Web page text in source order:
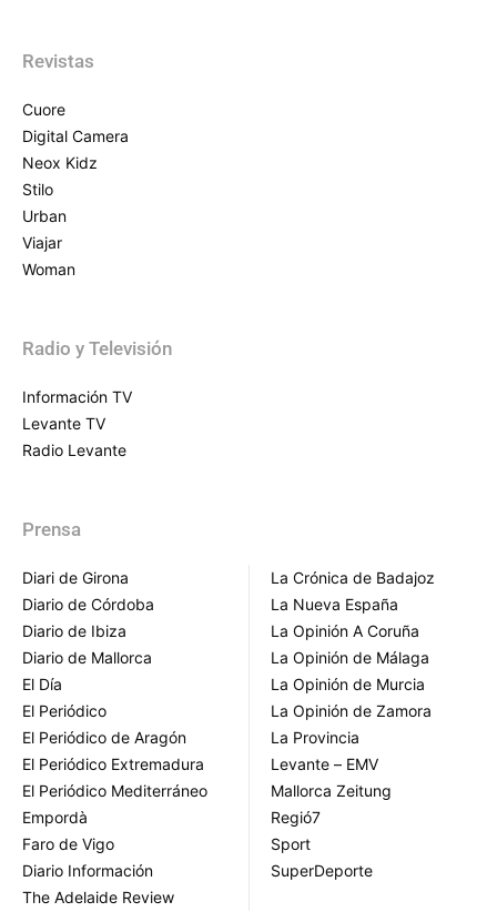
Revistas
Cuore
Digital Camera
Neox Kidz
Stilo
Urban
Viajar
Woman
Radio y Televisión
Información TV
Levante TV
Radio Levante
Prensa
Diari de Girona
Diario de Córdoba
Diario de Ibiza
Diario de Mallorca
El Día
El Periódico
El Periódico de Aragón
El Periódico Extremadura
El Periódico Mediterráneo
Empordà
Faro de Vigo
Diario Información
The Adelaide Review
La Crónica de Badajoz
La Nueva España
La Opinión A Coruña
La Opinión de Málaga
La Opinión de Murcia
La Opinión de Zamora
La Provincia
Levante – EMV
Mallorca Zeitung
Regió7
Sport
SuperDeporte